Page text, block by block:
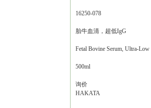
16250-078
胎牛血清，超低IgG
Fetal Bovine Serum, Ultra-
500ml
询价
HAKATA